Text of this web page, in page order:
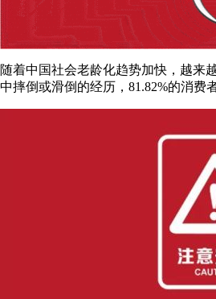
随着中国社会老龄化趋势加快，越来
中摔倒或滑倒的经历，81.82%的消费